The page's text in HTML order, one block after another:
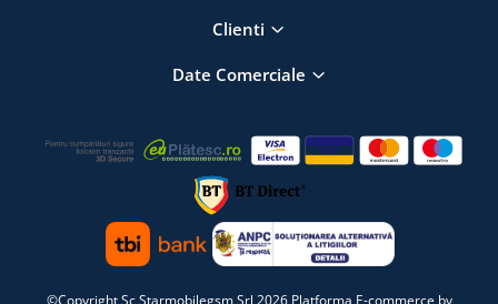
Clienti
Date Comerciale
©Copyright Sc Starmobilegsm Srl 2026 Platforma E-commerce by